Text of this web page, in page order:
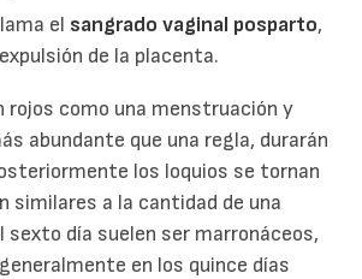
el sangrado vaginal posparto,
de la placenta.
rojos como una menstruación y
abundante que una regla, durarán
los loquios se tornan
similares a la cantidad de una
sexto día suelen ser marronáceos,
en los quince días